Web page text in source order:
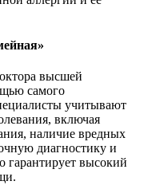
высшей
самого
учитывают
включая
наличие вредных
диагностику и
гарантирует высокий